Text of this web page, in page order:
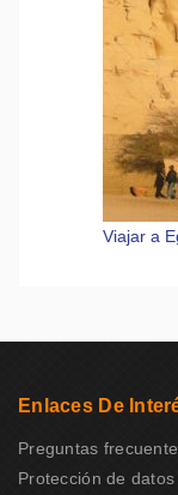
Viajar a
Enlaces De
Preguntas
Protección de datos